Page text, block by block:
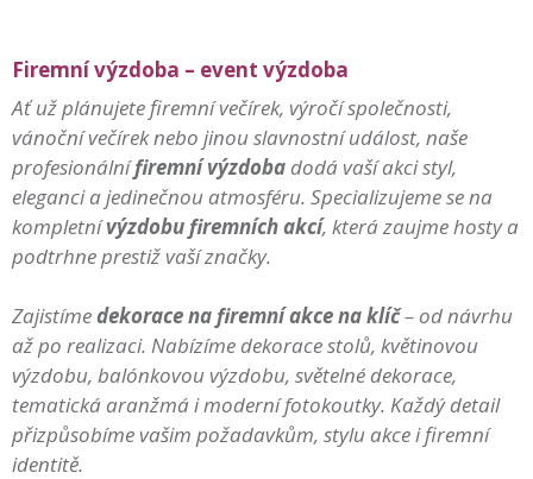
Firemní výzdoba – event výzdoba
Ať už plánujete firemní večírek, výročí společnosti,
vánoční večírek nebo jinou slavnostní událost, naše
profesionálnífiremní výzdoba dodá vaší akci styl,
eleganci a jedinečnou atmosféru. Specializujeme se na
kompletnívýzdobu firemních akcí, která zaujme hosty a
podtrhne prestiž vaší značky.
Zajistímedekorace na firemní akce na klíč– od návrhu
až po realizaci. Nabízíme dekorace stolů, květinovou
výzdobu, balónkovou výzdobu, světelné dekorace,
tematická aranžmá i moderní fotokoutky. Každý detail
přizpůsobíme vašim požadavkům, stylu akce i firemní
identitě.